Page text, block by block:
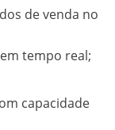
de venda no
tempo real;
capacidade